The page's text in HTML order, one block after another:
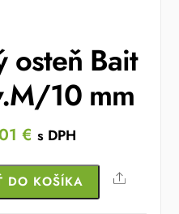
osteň Bait
10 mm
€.
€ Current
is:
2.01 €.
s DPH
DO KOŠÍKA Share